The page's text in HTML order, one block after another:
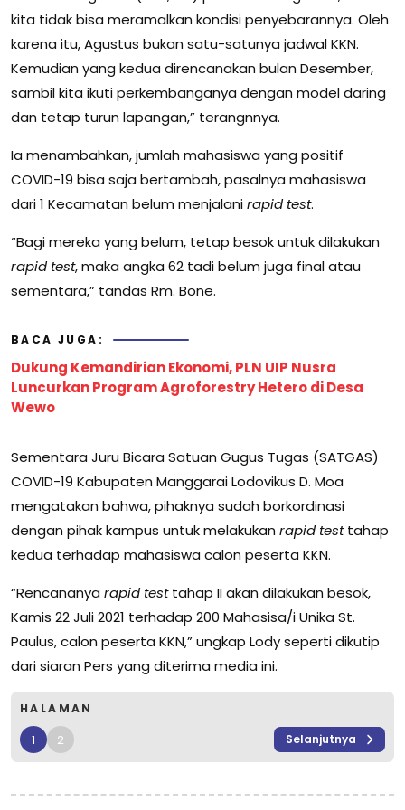
kita tidak bisa meramalkan kondisi penyebarannya. Oleh
karena itu, Agustus bukan satu-satunya jadwal KKN.
Kemudian yang kedua direncanakan bulan Desember,
sambil kita ikuti perkembanganya dengan model daring
dan tetap turun lapangan,” terangnnya.
Ia menambahkan, jumlah mahasiswa yang positif
COVID-19 bisa saja bertambah, pasalnya mahasiswa
dari 1 Kecamatan belum menjalanirapid test.
“Bagi mereka yang belum, tetap besok untuk dilakukan
rapid test, maka angka 62 tadi belum juga final atau
sementara,” tandas Rm. Bone.
BACA JUGA:
Dukung Kemandirian Ekonomi, PLN UIP Nusra
Luncurkan Program Agroforestry Hetero di Desa
Wewo
Sementara Juru Bicara Satuan Gugus Tugas (SATGAS)
COVID-19 Kabupaten Manggarai Lodovikus D. Moa
mengatakan bahwa, pihaknya sudah borkordinasi
dengan pihak kampus untuk melakukan rapid testtahap
kedua terhadap mahasiswa calon peserta KKN.
“Rencananya rapid testtahap II akan dilakukan besok,
Kamis 22 Juli 2021 terhadap 200 Mahasisa/i Unika St.
Paulus, calon peserta KKN,” ungkap Lody seperti dikutip
dari siaran Pers yang diterima media ini.
HALAMAN
1 2 Selanjutnya